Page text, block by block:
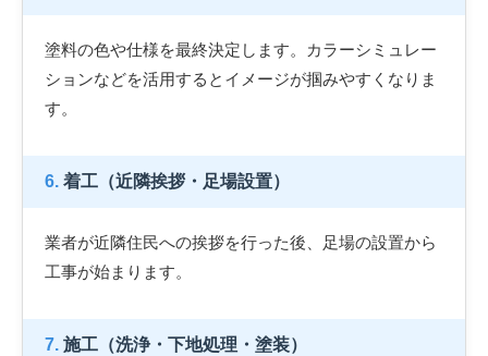
塗料の色や仕様を最終決定します。カラーシミュレー
ションなどを活用するとイメージが掴みやすくなりま
す。
6. 着工（近隣挨拶・足場設置）
業者が近隣住民への挨拶を行った後、足場の設置から
工事が始まります。
7. 施工（洗浄・下地処理・塗装）